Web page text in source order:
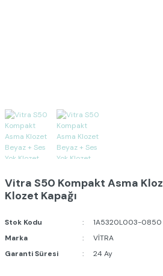
Vitra S50 Kompakt Asma
Klozet Kapağı
Stok Kodu
1A5320L003-0850
Marka
VİTRA
Garanti Süresi
24 Ay